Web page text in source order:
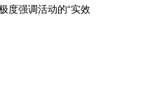
度强调活动的“实效